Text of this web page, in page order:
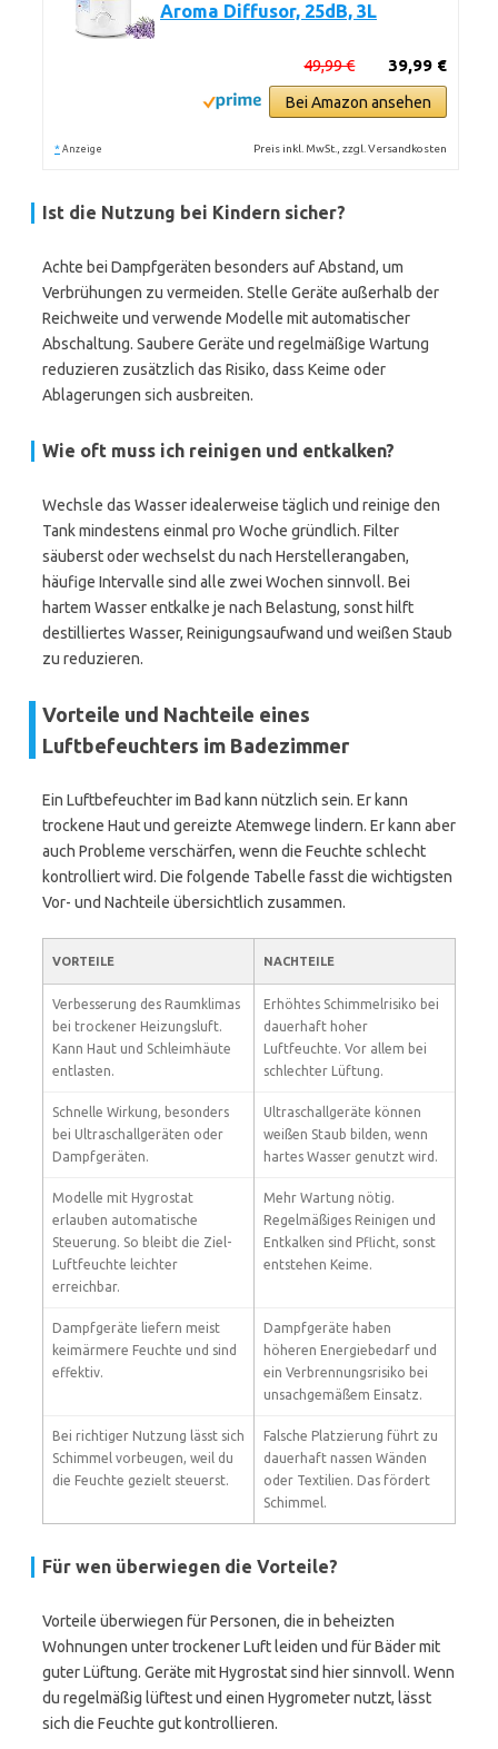
Aroma Diffusor, 25dB, 3L
39,99 €
49,99 €
Bei Amazon ansehen
* Anzeige Preis inkl. MwSt., zzgl. Versandkosten
Ist die Nutzung bei Kindern sicher?
Achte bei Dampfgeräten besonders auf Abstand, um
Verbrühungen zu vermeiden. Stelle Geräte außerhalb der
Reichweite und verwende Modelle mit automatischer
Abschaltung. Saubere Geräte und regelmäßige Wartung
reduzieren zusätzlich das Risiko, dass Keime oder
Ablagerungen sich ausbreiten.
Wie oft muss ich reinigen und entkalken?
Wechsle das Wasser idealerweise täglich und reinige den
Tank mindestens einmal pro Woche gründlich. Filter
säuberst oder wechselst du nach Herstellerangaben,
häufige Intervalle sind alle zwei Wochen sinnvoll. Bei
hartem Wasser entkalke je nach Belastung, sonst hilft
destilliertes Wasser, Reinigungsaufwand und weißen Staub
zu reduzieren.
Vorteile und Nachteile eines
Luftbefeuchters im Badezimmer
Ein Luftbefeuchter im Bad kann nützlich sein. Er kann
trockene Haut und gereizte Atemwege lindern. Er kann aber
auch Probleme verschärfen, wenn die Feuchte schlecht
kontrolliert wird. Die folgende Tabelle fasst die wichtigsten
Vor- und Nachteile übersichtlich zusammen.
VORTEILE NACHTEILE
Verbesserung des Raumklimas
bei trockener Heizungsluft.
Kann Haut und Schleimhäute
entlasten.
Erhöhtes Schimmelrisiko bei
dauerhaft hoher
Luftfeuchte. Vor allem bei
schlechter Lüftung.
Schnelle Wirkung, besonders
bei Ultraschallgeräten oder
Dampfgeräten.
Ultraschallgeräte können
weißen Staub bilden, wenn
hartes Wasser genutzt wird.
Modelle mit Hygrostat
erlauben automatische
Steuerung. So bleibt die Ziel-
Luftfeuchte leichter
erreichbar.
Mehr Wartung nötig.
Regelmäßiges Reinigen und
Entkalken sind Pflicht, sonst
entstehen Keime.
Dampfgeräte liefern meist
keimärmere Feuchte und sind
effektiv.
Dampfgeräte haben
höheren Energiebedarf und
ein Verbrennungsrisiko bei
unsachgemäßem Einsatz.
Bei richtiger Nutzung lässt sich
Schimmel vorbeugen, weil du
die Feuchte gezielt steuerst.
Falsche Platzierung führt zu
dauerhaft nassen Wänden
oder Textilien. Das fördert
Schimmel.
Für wen überwiegen die Vorteile?
Vorteile überwiegen für Personen, die in beheizten
Wohnungen unter trockener Luft leiden und für Bäder mit
guter Lüftung. Geräte mit Hygrostat sind hier sinnvoll. Wenn
du regelmäßig lüftest und einen Hygrometer nutzt, lässt
sich die Feuchte gut kontrollieren.